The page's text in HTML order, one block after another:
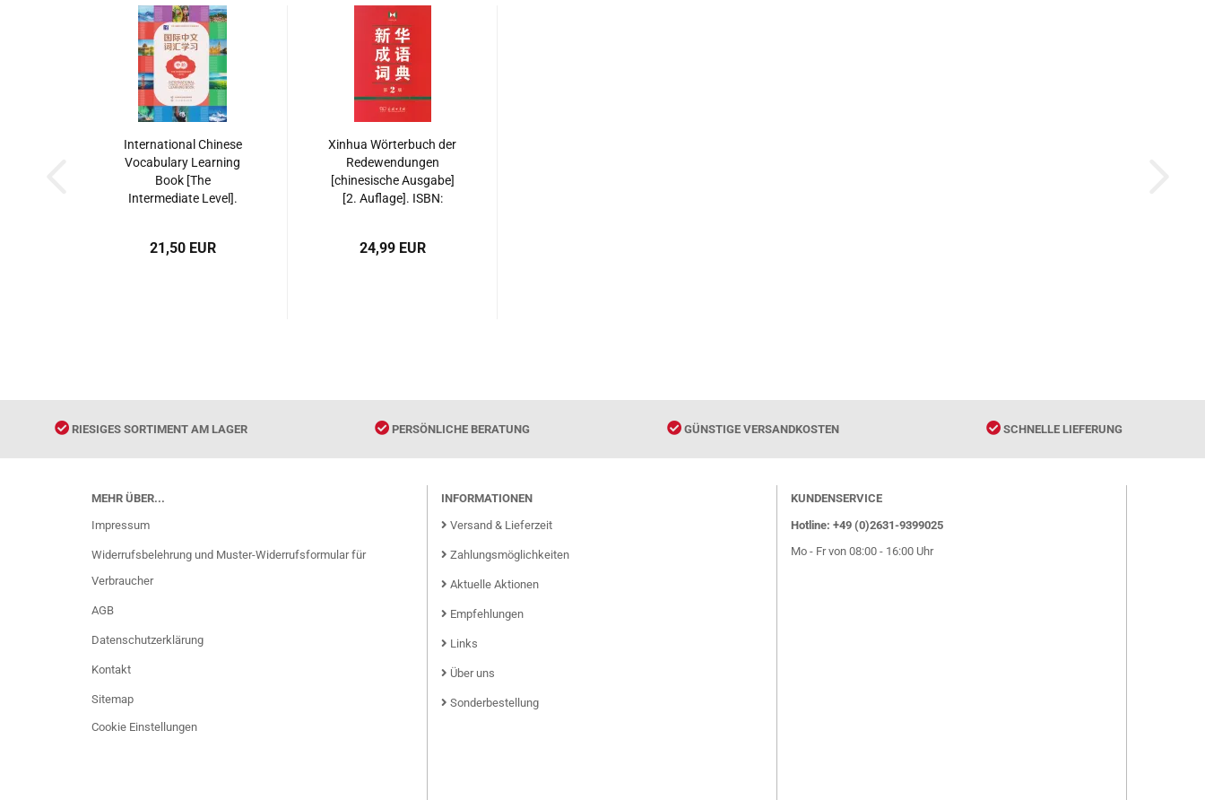
International Chinese
Vocabulary Learning
Book [The
Intermediate Level].
21,50 EUR
Xinhua Wörterbuch der
Redewendungen
[chinesische Ausgabe]
[2. Auflage]. ISBN:
24,99 EUR
RIESIGES SORTIMENT AM LAGER PERSÖNLICHE BERATUNG GÜNSTIGE VERSANDKOSTEN SCHNELLE LIEFERUNG
MEHR ÜBER...
Impressum
Widerrufsbelehrung und Muster-Widerrufsformular für
Verbraucher
AGB
Datenschutzerklärung
Kontakt
Sitemap
Cookie Einstellungen
INFORMATIONEN
Versand & Lieferzeit
Zahlungsmöglichkeiten
Aktuelle Aktionen
Empfehlungen
Links
Über uns
Sonderbestellung
KUNDENSERVICE
Hotline: +49 (0)2631-9399025
Mo - Fr von 08:00 - 16:00 Uhr